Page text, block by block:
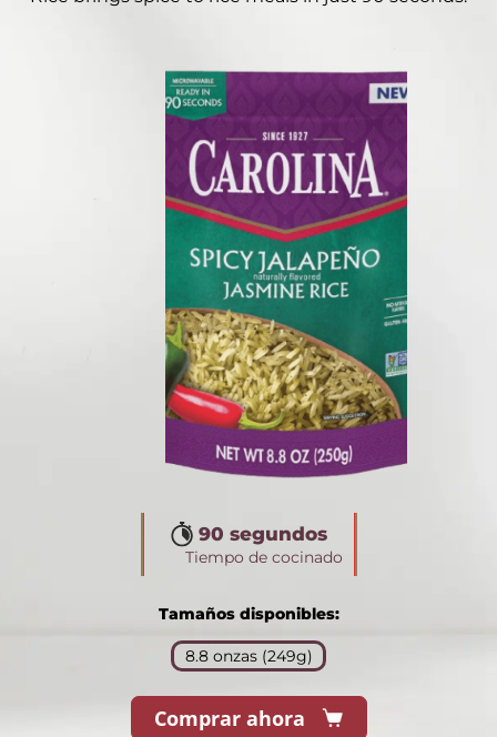
90 segundos
Tiempo de cocinado
Tamaños disponibles:
8.8 onzas (249g)
Comprar ahora